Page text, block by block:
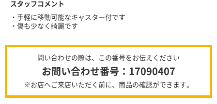
スタッフコメント
・手軽に移動可能なキャスター付です
・傷も少なく綺麗です
問い合わせの際は、この番号をお伝えください
お問い合わせ番号：17090407
※お店へご来店いただく前に、商品の確認ができます。